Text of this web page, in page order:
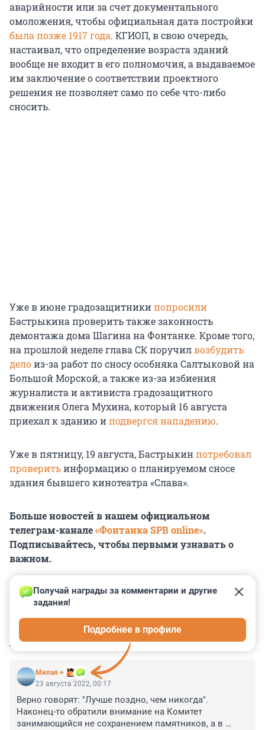
аварийности или за счет документального
омоложения, чтобы официальная дата постройки
была позже 1917 года. КГИОП, в свою очередь,
настаивал, что определение возраста зданий
вообще не входит в его полномочия, а выдаваемое
им заключение о соответствии проектного
решения не позволяет само по себе что-либо
сносить.
Уже в июне градозащитникипопросили
Бастрыкина проверить также законность
демонтажа дома Шагина на Фонтанке. Кроме того,
на прошлой неделе глава СК поручилвозбудить
делоиз-за работ по сносу особняка Салтыковой на
Большой Морской, а также из-за избиения
журналиста и активиста градозащитного
движения Олега Мухина, который 16 августа
приехал к зданию иподвергся нападению.
Уже в пятницу, 19 августа, Бастрыкинпотребовал
проверитьинформацию о планируемом сносе
здания бывшего кинотеатра «Слава».
Больше новостей в нашем официальном
телеграм-канале«Фонтанка SPB online».
Подписывайтесь, чтобы первыми узнавать о
важном.
КОММЕНТАРИИ 18
Милая +
Получай награды за комментарии и другие
задания!
Подробнее в профиле
23 августа 2022, 00:17
Верно говорят: "Лучше поздно, чем никогда".
Наконец-то обратили внимание на Комитет
занимающийся не сохранением памятников, а в